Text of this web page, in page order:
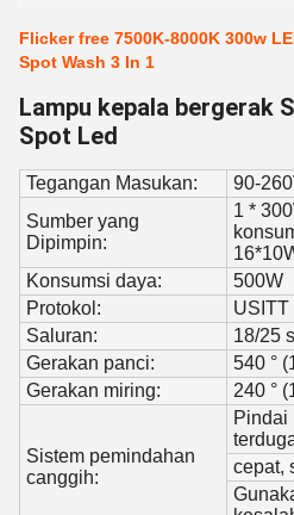
Flicker free 7500K-8000K 300w
Spot Wash 3 In 1
Lampu kepala bergerak
Spot Led
Tegangan Masukan:
90-
Sumber yang
Dipimpin:
1 *
Konsumsi daya:
500W
Protokol:
USITT
Saluran:
18/25
Gerakan panci:
540 °
Gerakan miring:
240 °
Sistem pemindahan
canggih:
Pindai
cepat,